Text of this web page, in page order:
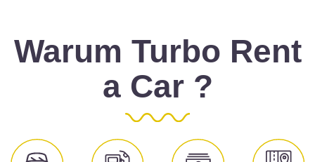
Warum Turbo Rent
a Car ?